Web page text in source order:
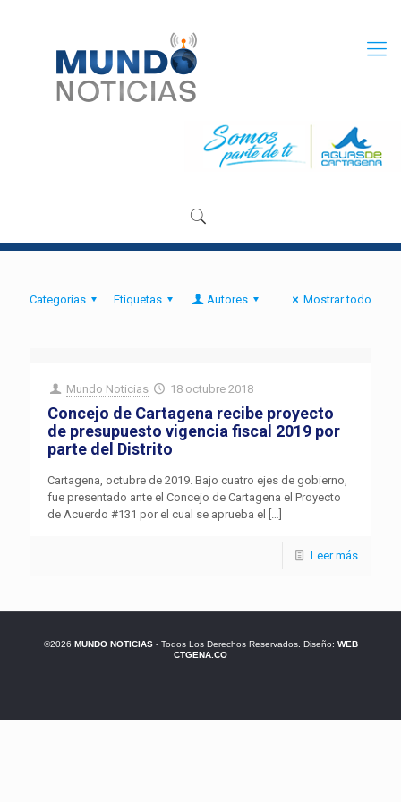
Categorias Etiquetas Autores Mostrar todo
Mundo Noticias 18 octubre 2018
Concejo de Cartagena recibe proyecto
de presupuesto vigencia fiscal 2019 por
parte del Distrito
Cartagena, octubre de 2019. Bajo cuatro ejes de gobierno,
fue presentado ante el Concejo de Cartagena el Proyecto
de Acuerdo #131 por el cual se aprueba el
[…]
Leer más
©2026 MUNDO NOTICIAS- Todos Los Derechos Reservados. Diseño: WEB
CTGENA.CO